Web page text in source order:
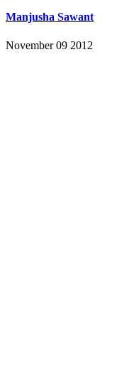
Manjusha Sawant
November 09 2012